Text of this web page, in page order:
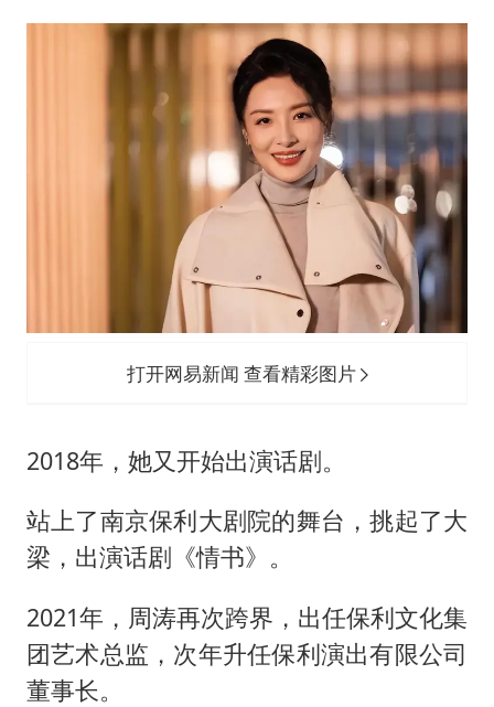
打开网易新闻 查看精彩图片
2018年，她又开始出演话剧。
站上了南京保利大剧院的舞台，挑起了大
梁，出演话剧《情书》。
2021年，周涛再次跨界，出任保利文化集
团艺术总监，次年升任保利演出有限公司
董事长。